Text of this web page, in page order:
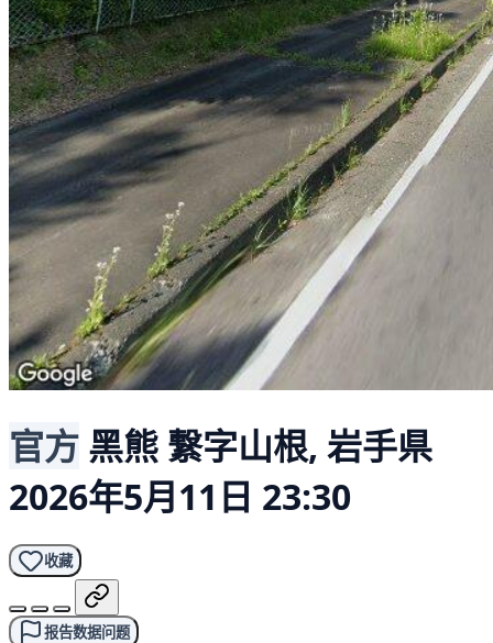
官方 黑熊 繋字山根, 岩手県
2026年5月11日 23:30
收藏
报告数据问题